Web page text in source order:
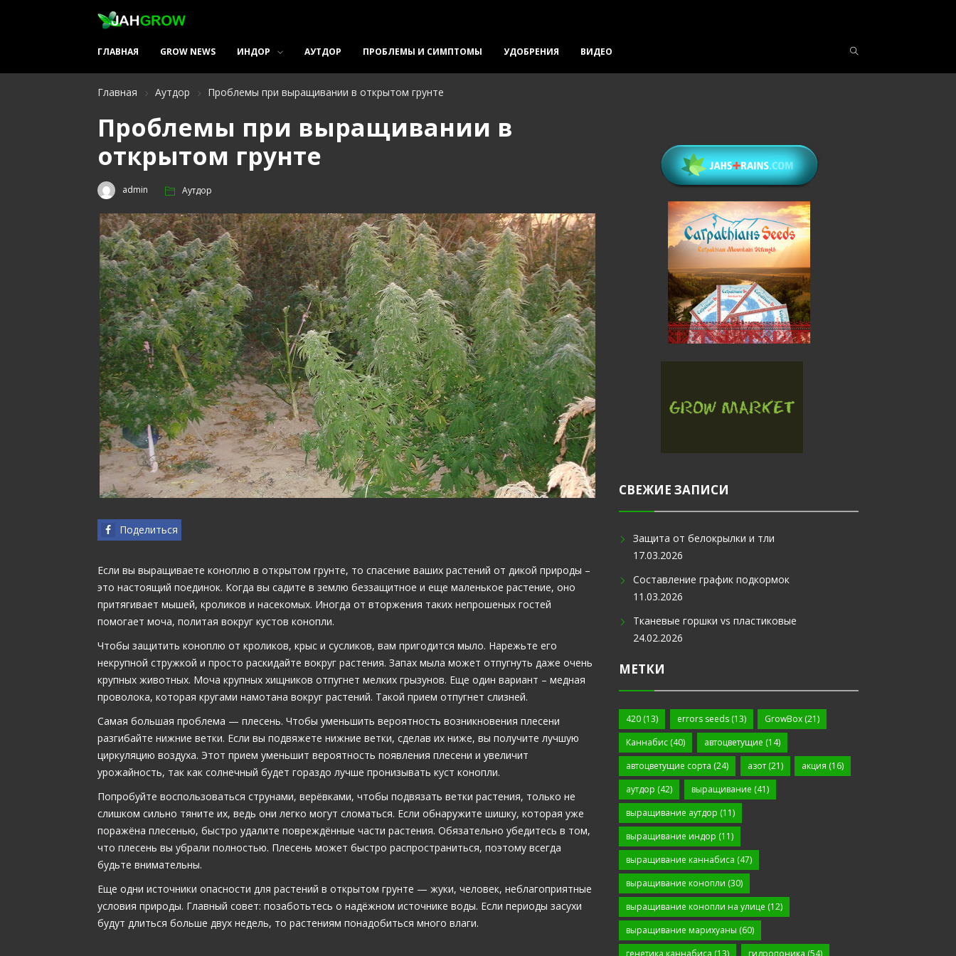
ГЛАВНАЯ GROW NEWS ИНДОР АУТДОР ПРОБЛЕМЫ И СИМПТОМЫ УДОБРЕНИЯ ВИДЕО
Главная Аутдор Проблемы при выращивании в открытом грунте
Проблемы при выращивании в
открытом грунте
admin Аутдор
Поделиться
Если вы выращиваете коноплю в открытом грунте, то спасение ваших растений от дикой природы –
это настоящий поединок. Когда вы садите в землю беззащитное и еще маленькое растение, оно
притягивает мышей, кроликов и насекомых. Иногда от вторжения таких непрошеных гостей
помогает моча, политая вокруг кустов конопли.
Чтобы защитить коноплю от кроликов, крыс и сусликов, вам пригодится мыло. Нарежьте его
некрупной стружкой и просто раскидайте вокруг растения. Запах мыла может отпугнуть даже очень
крупных животных. Моча крупных хищников отпугнет мелких грызунов. Еще один вариант – медная
проволока, которая кругами намотана вокруг растений. Такой прием отпугнет слизней.
Самая большая проблема — плесень. Чтобы уменьшить вероятность возникновения плесени
разгибайте нижние ветки. Если вы подвяжете нижние ветки, сделав их ниже, вы получите лучшую
циркуляцию воздуха. Этот прием уменьшит вероятность появления плесени и увеличит
урожайность, так как солнечный будет гораздо лучше пронизывать куст конопли.
Попробуйте воспользоваться струнами, верёвками, чтобы подвязать ветки растения, только не
слишком сильно тяните их, ведь они легко могут сломаться. Если обнаружите шишку, которая уже
поражёна плесенью, быстро удалите повреждённые части растения. Обязательно убедитесь в том,
что плесень вы убрали полностью. Плесень может быстро распространиться, поэтому всегда
будьте внимательны.
Еще одни источники опасности для растений в открытом грунте — жуки, человек, неблагоприятные
условия природы. Главный совет: позаботьтесь о надёжном источнике воды. Если периоды засухи
будут длиться больше двух недель, то растениям понадобиться много влаги.
СВЕЖИЕ ЗАПИСИ
Защита от белокрылки и тли
17.03.2026
Составление график подкормок
11.03.2026
Тканевые горшки vs пластиковые
24.02.2026
МЕТКИ
420 (13) errors seeds(13) GrowBox (21)
Каннабис (40) автоцветущие (14)
автоцветущие сорта (24) азот(21) акция (16)
аутдор (42) выращивание (41)
выращивание аутдор (11)
выращивание индор (11)
выращивание каннабиса (47)
выращивание конопли (30)
выращивание конопли на улице (12)
выращивание марихуаны (60)
генетика каннабиса (13) гидропоника (54)